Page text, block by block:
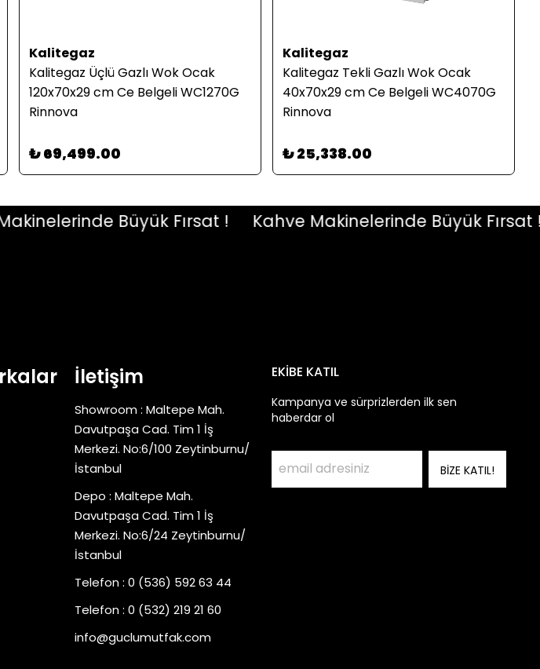
Kalitegaz
Kalitegaz Üçlü Gazlı Wok Ocak
120x70x29 cm Ce Belgeli WC1270G
Rinnova
₺ 69,499.00
Kalitegaz
Kalitegaz Tekli Gazlı Wok Ocak
40x70x29 cm Ce Belgeli WC4070G
Rinnova
₺ 25,338.00
Büyük Fırsat ! Kahve Makinelerinde Büyük Fırsat !
İletişim
Showroom : Maltepe Mah.
Davutpaşa Cad. Tim 1 İş
Merkezi. No:6/100 Zeytinburnu/
İstanbul
Depo : Maltepe Mah.
Davutpaşa Cad. Tim 1 İş
Merkezi. No:6/24 Zeytinburnu/
İstanbul
Telefon : 0 (536) 592 63 44
Telefon : 0 (532) 219 21 60
info@guclumutfak.com
EKİBE KATIL
Kampanya ve sürprizlerden ilk sen
haberdar ol
BİZE KATIL!